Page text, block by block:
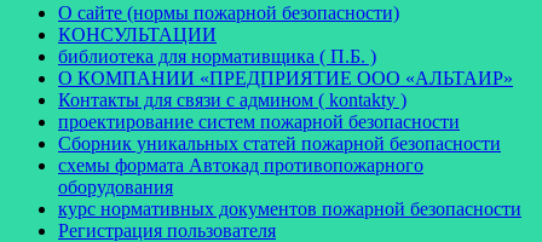
О сайте (нормы пожарной безопасности)
КОНСУЛЬТАЦИИ
библиотека для нормативщика ( П.Б. )
О КОМПАНИИ «ПРЕДПРИЯТИЕ ООО «АЛЬТАИР»
Контакты для связи с админом ( kontakty )
проектирование систем пожарной безопасности
Сборник уникальных статей пожарной безопасности
схемы формата Автокад противопожарного
оборудования
курс нормативных документов пожарной безопасности
Регистрация пользователя